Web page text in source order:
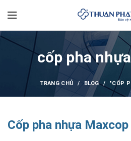
cốp pha
TRANG CHỦ BLOG "CỐP
Cốp pha nhựa Maxcop